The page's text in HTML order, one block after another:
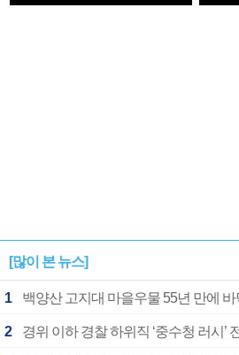
1182개팀 전수조사 확정
[많이 본 뉴스]
1 백양산 고지대 마을우물 55년 만에 바
2 경위 이하 경찰 하위직 ‘중수청 러시